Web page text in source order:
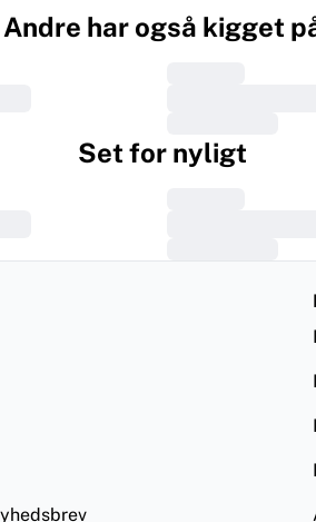
Andre har også kigget
Set for nyligt